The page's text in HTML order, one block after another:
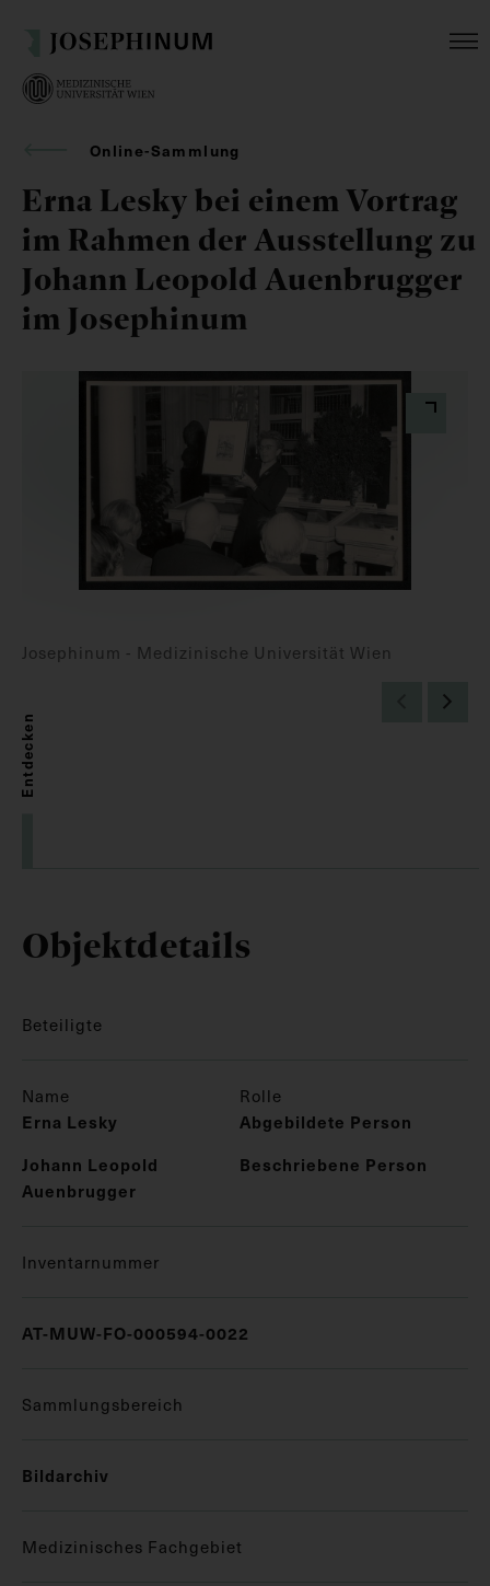
Online-Sammlung
Erna Lesky bei einem Vortrag
im Rahmen der Ausstellung zu
Johann Leopold Auenbrugger
im Josephinum
Josephinum - Medizinische Universität Wien
Entdecken
Objektdetails
Beteiligte
Name Rolle
Erna Lesky
Abgebildete Person
Johann Leopold
Auenbrugger
Beschriebene Person
Inventarnummer
AT-MUW-FO-000594-0022
Sammlungsbereich
Bildarchiv
Medizinisches Fachgebiet